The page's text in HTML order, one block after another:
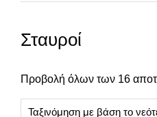
Σταυροί
Προβολή όλων των 16